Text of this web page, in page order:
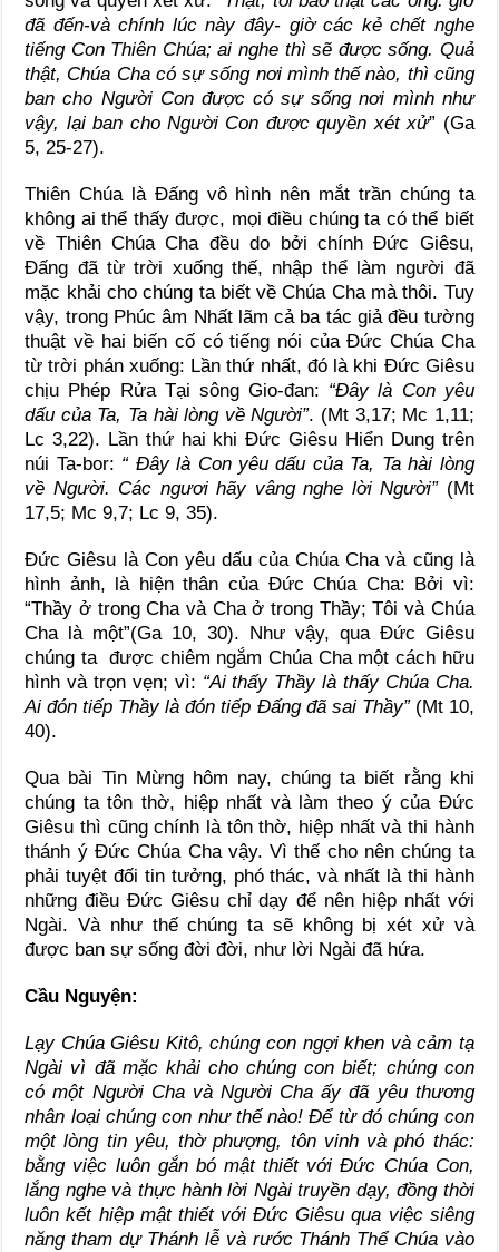
đã đến-và chính lúc này đây- giờ các kẻ chết nghe
tiếng Con Thiên Chúa; ai nghe thì sẽ được sống. Quả
thật, Chúa Cha có sự sống nơi mình thế nào, thì cũng
ban cho Người Con được có sự sống nơi mình như
vậy, lại ban cho Người Con được quyền xét xử” (Ga
5, 25-27).
Thiên Chúa là Đấng vô hình nên mắt trần chúng ta
không ai thể thấy được, mọi điều chúng ta có thể biết
về Thiên Chúa Cha đều do bởi chính Đức Giêsu,
Đấng đã từ trời xuống thế, nhập thể làm người đã
mặc khải cho chúng ta biết về Chúa Cha mà thôi. Tuy
vậy, trong Phúc âm Nhất lãm cả ba tác giả đều tường
thuật về hai biến cố có tiếng nói của Đức Chúa Cha
từ trời phán xuống: Lần thứ nhất, đó là khi Đức Giêsu
chịu Phép Rửa Tại sông Gio-đan: “Đây là Con yêu
dấu của Ta, Ta hài lòng về Người”. (Mt 3,17; Mc 1,11;
Lc 3,22). Lần thứ hai khi Đức Giêsu Hiển Dung trên
núi Ta-bor: “ Đây là Con yêu dấu của Ta, Ta hài lòng
về Người. Các ngươi hãy vâng nghe lời Người”(Mt
17,5; Mc 9,7; Lc 9, 35).
Đức Giêsu là Con yêu dấu của Chúa Cha và cũng là
hình ảnh, là hiện thân của Đức Chúa Cha: Bởi vì:
“Thầy ở trong Cha và Cha ở trong Thầy; Tôi và Chúa
Cha là một”(Ga 10, 30). Như vậy, qua Đức Giêsu
chúng ta được chiêm ngắm Chúa Cha một cách hữu
hình và trọn vẹn; vì: “Ai thấy Thầy là thấy Chúa Cha.
Ai đón tiếp Thầy là đón tiếp Đấng đã sai Thầy”(Mt 10,
40).
Qua bài Tin Mừng hôm nay, chúng ta biết rằng khi
chúng ta tôn thờ, hiệp nhất và làm theo ý của Đức
Giêsu thì cũng chính là tôn thờ, hiệp nhất và thi hành
thánh ý Đức Chúa Cha vậy. Vì thế cho nên chúng ta
phải tuyệt đối tin tưởng, phó thác, và nhất là thi hành
những điều Đức Giêsu chỉ dạy để nên hiệp nhất với
Ngài. Và như thế chúng ta sẽ không bị xét xử và
được ban sự sống đời đời, như lời Ngài đã hứa.
Cầu Nguyện:
Lạy Chúa Giêsu Kitô, chúng con ngợi khen và cảm tạ
Ngài vì đã mặc khải cho chúng con biết; chúng con
có một Người Cha và Người Cha ấy đã yêu thương
nhân loại chúng con như thế nào! Để từ đó chúng con
một lòng tin yêu, thờ phượng, tôn vinh và phó thác:
bằng việc luôn gắn bó mật thiết với Đức Chúa Con,
lắng nghe và thực hành lời Ngài truyền dạy, đồng thời
luôn kết hiệp mật thiết với Đức Giêsu qua việc siêng
năng tham dự Thánh lễ và rước Thánh Thể Chúa vào